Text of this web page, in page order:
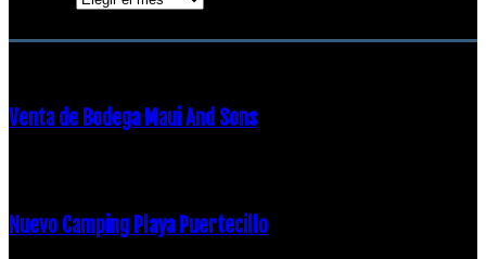
Venta de Bodega Maui And Sons
Nuevo Camping Playa Puertecillo